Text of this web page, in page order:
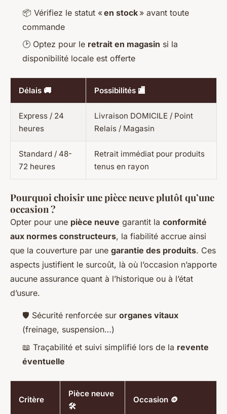
📦 Vérifiez le statut «en stock » avant toute
commande
🕑 Optez pour le retrait en magasin si la
disponibilité locale est offerte
Délais 🚚 Possibilités 🏬
Express / 24
heures
Livraison DOMICILE / Point
Relais / Magasin
Standard / 48-
72 heures
Retrait immédiat pour produits
tenus en rayon
Pourquoi choisir une pièce neuve plutôt qu’une
occasion ?
Opter pour une pièce neuve garantit la conformité
aux normes constructeurs, la fiabilité accrue ainsi
que la couverture par une garantie des produits. Ces
aspects justifient le surcoût, là où l’occasion n’apporte
aucune assurance quant à l’historique ou à l’état
d’usure.
🛡️ Sécurité renforcée sur organes vitaux
(freinage, suspension…)
📖 Traçabilité et suivi simplifié lors de la revente
éventuelle
Critère
Pièce neuve
🛠️
Occasion 🪙